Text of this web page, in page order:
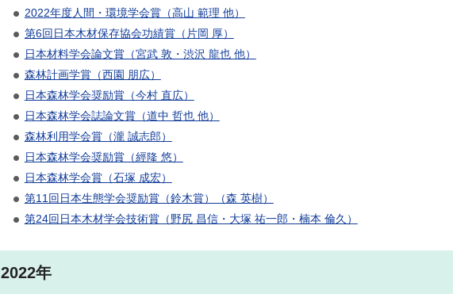
2022年度人間・環境学会賞（高山 範理 他）
第6回日本木材保存協会功績賞（片岡 厚）
日本材料学会論文賞（宮武 敦・渋沢 龍也 他）
森林計画学賞（西園 朋広）
日本森林学会奨励賞（今村 直広）
日本森林学会誌論文賞（道中 哲也 他）
森林利用学会賞（瀧 誠志郎）
日本森林学会奨励賞（經隆 悠）
日本森林学会賞（石塚 成宏）
第11回日本生態学会奨励賞（鈴木賞）（森 英樹）
第24回日本木材学会技術賞（野尻 昌信・大塚 祐一郎・楠本 倫久）
2022年